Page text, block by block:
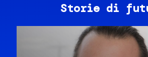
Storie di